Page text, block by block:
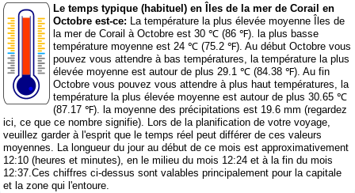
Le temps typique (habituel) en Îles de la mer de Corail en
Octobre est-ce: La température la plus élevée moyenne Îles de
la mer de Corail à Octobre est 30 ℃ (86 ℉). la plus basse
température moyenne est 24 ℃ (75.2 ℉). Au début Octobre vous
pouvez vous attendre à bas températures, la température la plus
élevée moyenne est autour de plus 29.1 ℃ (84.38 ℉). Au fin
Octobre vous pouvez vous attendre à plus haut températures, la
température la plus élevée moyenne est autour de plus 30.65 ℃
(87.17 ℉). la moyenne des précipitations est 19.6 mm (regardez
ici, ce que ce nombre signifie). Lors de la planification de votre voyage,
veuillez garder à l'esprit que le temps réel peut différer de ces valeurs
moyennes. La longueur du jour au début de ce mois est approximativement
12:10 (heures et minutes), en le milieu du mois 12:24 et à la fin du mois
12:37.Ces chiffres ci-dessus sont valables principalement pour la capitale
et la zone qui l'entoure.